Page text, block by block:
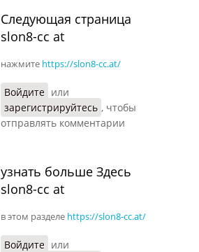
Следующая страница
slon8-cc at
нажмите https://slon8-cc.at/
Войдите или
зарегистрируйтесь , чтобы
отправлять комментарии
узнать больше Здесь
slon8-cc at
в этом разделе https://slon8-cc.at/
Войдите или